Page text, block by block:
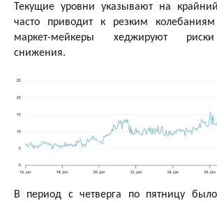
Текущие уровни указывают на
часто приводит к резким
маркет-мейкеры хеджируют
снижения.
В период с четверга по пятницу